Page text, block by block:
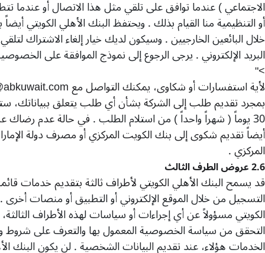
الاجتماعي)عندما توافق على تلقي مثل هذا الاتصال أو عندما
أو التنظيمية منا القيام بذلك.ويحتفظ البنك الأهلي الكويتي
خلال البائعين الخارجيين.وسيكون لديك خيار إلغاء الاشتراك
البريد الإلكتروني.يرجى الرجوع إلى نموذج الموافقة على
>"
لأية استفسارات أو شكاوى، يمكنك التواصل مع
بمجرد تقديم طلب إلى الشركة بشأن أي طلب يتعلق ببياناتك،
30يوماً(شهراً واحداً)من استلام الطلب.في حالة عدم رضاك
أيضاً تقديم شكوى إلى بنك الكويت المركزي أو مصرف دولة
المركزي.
2.6عروض الطرف الثالث
قد يسمح البنك الأهلي الكويتي لأطراف ثالثة بتقديم خدمات
التسجيل من خلال الموقع الإلكتروني أو التطبيق أو منصات أخرى
الكويتي مسؤولاً عن أي إجراءات أو سياسات لهذه الأطراف
التحقق من سياسة الخصوصية المعمول بها والتعرف على شروط
الخدمات هؤلاء، عند تقديم البيانات الشخصية.لن يكون البنك